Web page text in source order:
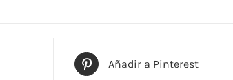
Añadir a Pinterest